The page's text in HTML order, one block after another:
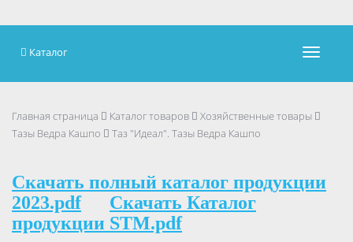
Каталог
Главная страница Каталог товаров
Хозяйственные товары
Тазы Ведра Кашпо
Таз "Идеал". Тазы Ведра Кашпо
Скачать полный каталог продукции
2023.pdf
Скачать Каталог
продукции STM.pdf